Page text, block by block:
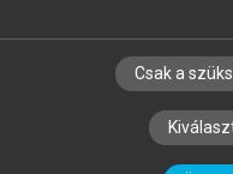
SZERZŐKNEK
SZERKESZTÉSI
Csak a